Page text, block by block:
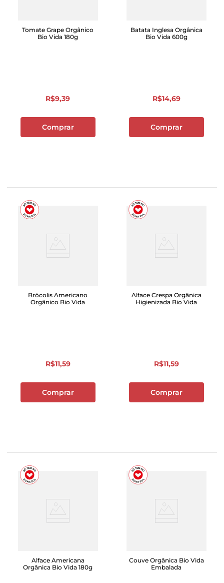
Tomate Grape Orgânico
Bio Vida 180g
R$9,39
Comprar
Batata Inglesa Orgânica
Bio Vida 600g
R$14,69
Comprar
Brócolis Americano
Orgânico Bio Vida
R$11,59
Comprar
Alface Crespa Orgânica
Higienizada Bio Vida
R$11,59
Comprar
Alface Americana
Orgânica Bio Vida 180g
Couve Orgânica Bio Vida
Embalada